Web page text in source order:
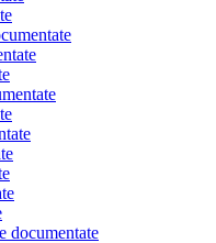
documentate